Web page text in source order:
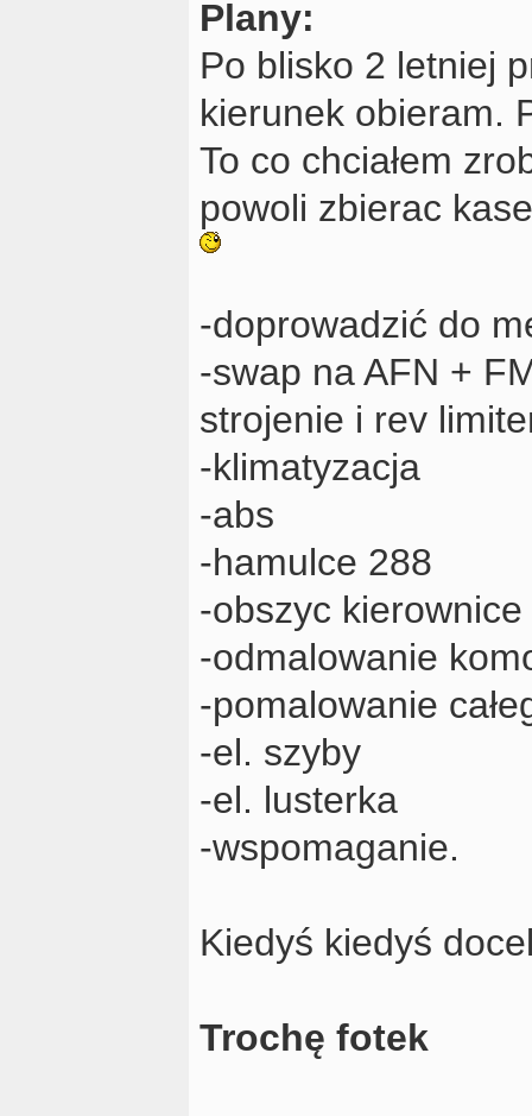
Plany:
Po blisko 2 letniej
kierunek obieram.
To co chciałem
powoli zbierac
-doprowadzić do
-swap na AFN +
strojenie i rev
-klimatyzacja
-abs
-hamulce 288
-obszyc
-odmalowanie
-pomalowanie
-el. szyby
-el. lusterka
-wspomaganie.
Kiedyś kiedyś
Trochę fotek